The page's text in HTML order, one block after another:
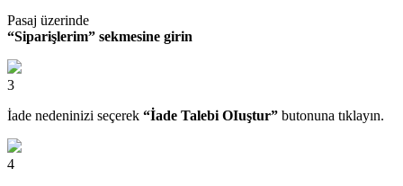
Pasaj üzerinde
“Siparişlerim” sekmesine girin
3
İade nedeninizi seçerek “İade Talebi OIuştur” butonuna tıklayın.
4